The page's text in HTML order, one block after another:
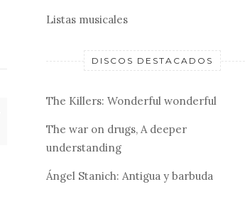
Listas musicales
DISCOS DESTACADOS
The Killers: Wonderful wonderful
The war on drugs, A deeper
understanding
Ángel Stanich: Antigua y barbuda